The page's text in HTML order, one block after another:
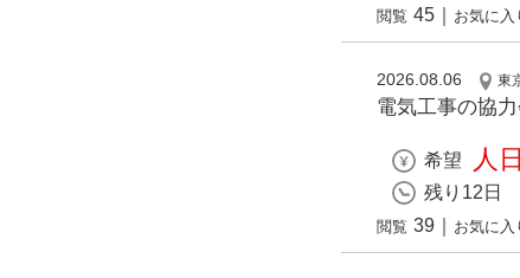
閲覧 45 お気に入
2026.08.06 東
電気工事の協
希望 人
残り12日
閲覧 39 お気に入